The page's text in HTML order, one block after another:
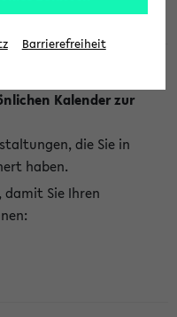
Kalender zur
die Sie in
haben.
damit Sie Ihren
Barrierefreiheit